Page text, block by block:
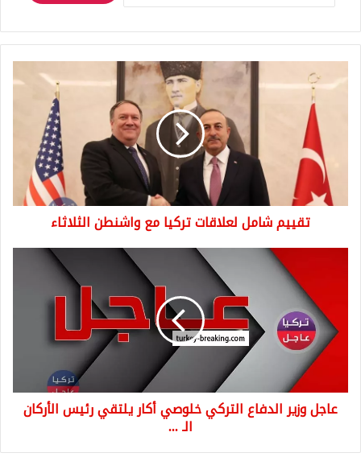
شامل
لعلاقات
واشنطن
الثلاثاء
تقييم شامل لعلاقات تركيا مع واشنطن الثلاثاء
التركي
خلوصي
أكار
يلتقي
الأركان
عاجل وزير الدفاع التركي خلوصي أكار يلتقي رئيس الأركان
الـ ...